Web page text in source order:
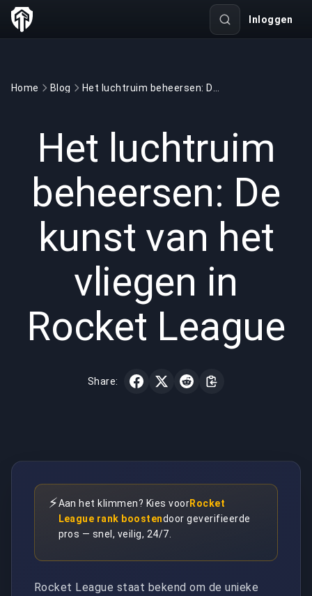
Inloggen
Home Blog
Het luchtruim
beheersen: De
kunst van het
vliegen in
Rocket League
Share:
⚡Aan het klimmen? Kies voorRocket
League rank boostendoor geverifieerde
pros — snel, veilig, 24/7.
Rocket League staat bekend om de unieke